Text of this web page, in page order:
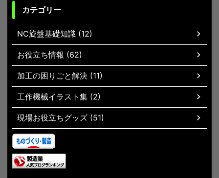
カテゴリー
NC旋盤基礎知識 (12)
お役立ち情報 (62)
加工の困りごと解決 (11)
工作機械イラスト集 (2)
現場お役立ちグッズ (51)